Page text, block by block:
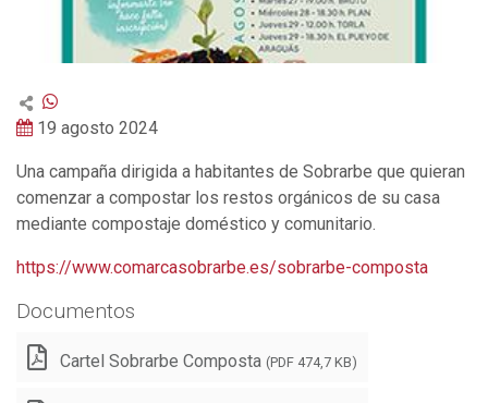
19 agosto 2024
Una campaña dirigida a habitantes de Sobrarbe que quieran
comenzar a compostar los restos orgánicos de su casa
mediante compostaje doméstico y comunitario.
https://www.comarcasobrarbe.es/sobrarbe-composta
Documentos
Cartel Sobrarbe Composta (PDF 474,7 KB)